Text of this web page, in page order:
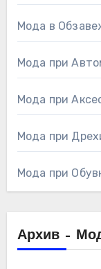
Мода в
Мода при
Мода при
Мода при
Мода при
Архив –